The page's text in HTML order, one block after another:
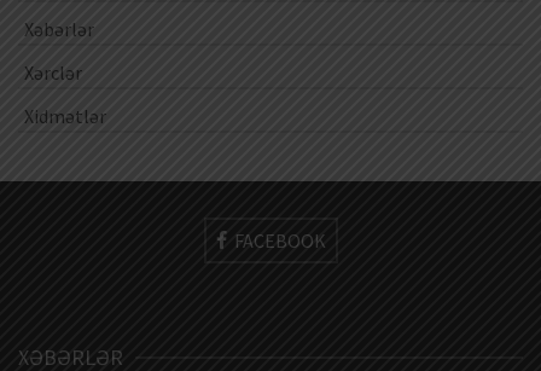
Xəbərlər
Xərclər
Xidmətlər
FACEBOOK
XƏBƏRLƏR